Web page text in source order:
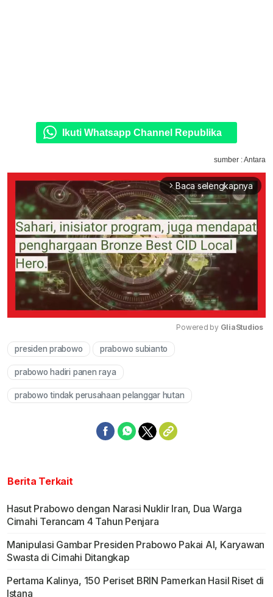
Ikuti Whatsapp Channel Republika
sumber : Antara
arrow_forward_ios Baca selengkapnya
Powered by GliaStudios
presiden prabowo prabowo subianto
prabowo hadiri panen raya
prabowo tindak perusahaan pelanggar hutan
Berita Terkait
Hasut Prabowo dengan Narasi Nuklir Iran, Dua Warga
Cimahi Terancam 4 Tahun Penjara
Manipulasi Gambar Presiden Prabowo Pakai AI, Karyawan
Swasta di Cimahi Ditangkap
Pertama Kalinya, 150 Periset BRIN Pamerkan Hasil Riset di
Istana